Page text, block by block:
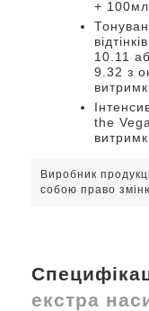
+
10.11
9.32 з
the
Виробник
собою право
екстра